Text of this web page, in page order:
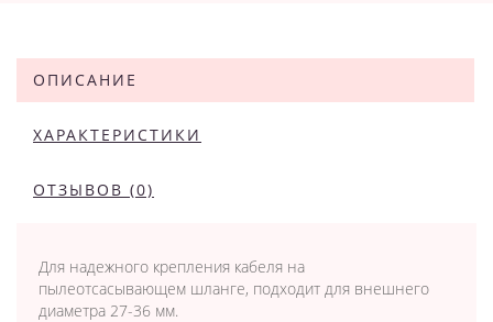
ОПИСАНИЕ
ХАРАКТЕРИСТИКИ
ОТЗЫВОВ (0)
Для надежного крепления кабеля на
пылеотсасывающем шланге, подходит для внешнего
диаметра 27-36 мм.